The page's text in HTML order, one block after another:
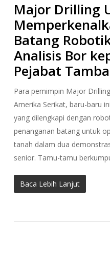
Major Drilling
Batang
Analisis Bor
Pejabat
Para pemimpin Major
Amerika Serikat, baru-baru
yang dilengkapi dengan
penanganan batang untuk
tanah dalam dua
senior. Tamu-tamu
Baca Lebih Lanjut